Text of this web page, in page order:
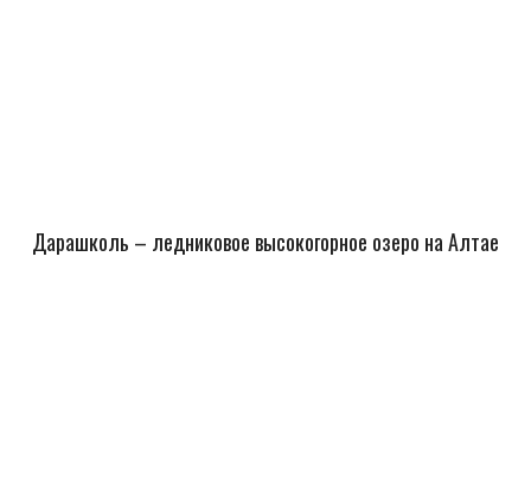
Дарашколь – ледниковое высокогорное озеро на Алтае